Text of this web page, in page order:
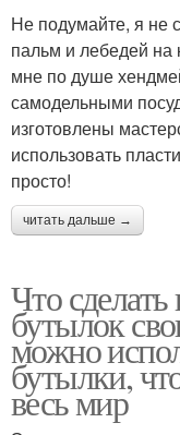
Не подумайте, я не
пальм и лебедей
мне по душе
самодельными
изготовлены
использовать
просто!
читать дальше →
Что
бутылок
можно
бутылки,
весь мир